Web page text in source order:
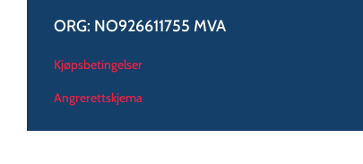
ORG: NO926611755 MVA
Kjøpsbetingelser
Angrerettskjema